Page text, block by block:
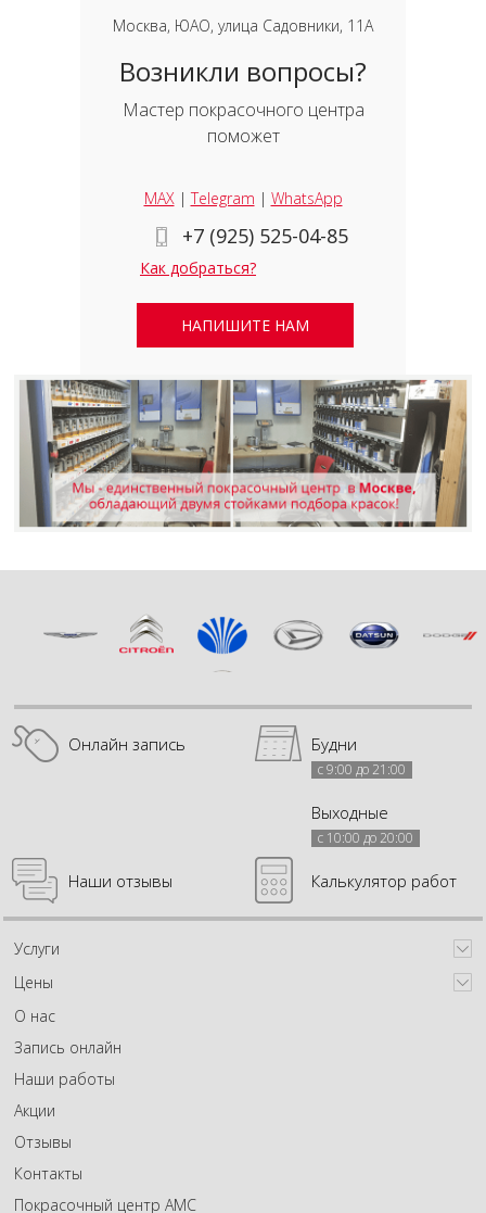
Москва, ЮАО, улица Садовники, 11А
Возникли вопросы?
Мастер покрасочного центра
поможет
MAX|Telegram | WhatsApp
+7 (925) 525-04-85
Как добраться?
НАПИШИТЕ НАМ
Онлайн запись Будни
с 9:00 до 21:00
Выходные
с 10:00 до 20:00
Наши отзывы Калькулятор работ
Услуги
Цены
О нас
Запись онлайн
Наши работы
Акции
Отзывы
Контакты
Покрасочный центр АМС